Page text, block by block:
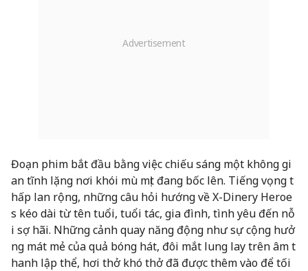
Đoạn phim bắt đầu bằng việc chiếu sáng một không gi
an tĩnh lặng nơi khói mù mịt đang bốc lên. Tiếng vọng t
hấp lan rộng, những câu hỏi hướng về X-Dinery Heroe
s kéo dài từ tên tuổi, tuổi tác, gia đình, tình yêu đến nỗ
i sợ hãi. Những cảnh quay năng động như sự cộng hưở
ng mát mẻ của quả bóng hát, đôi mắt lung lay trên âm t
hanh lập thể, hơi thở khó thở đã được thêm vào để tối